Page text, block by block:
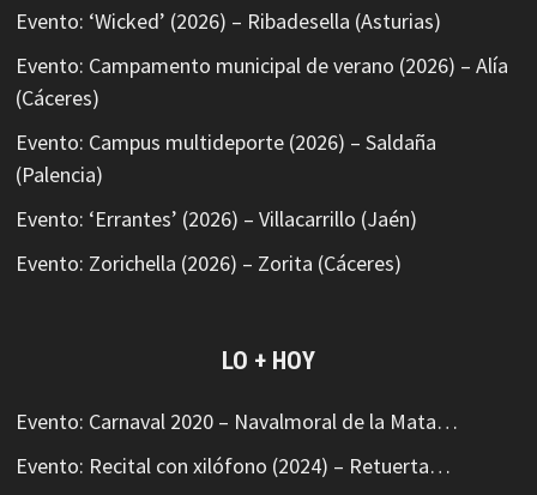
Evento: ‘Wicked’ (2026) – Ribadesella (Asturias)
Evento: Campamento municipal de verano (2026) – Alía
(Cáceres)
Evento: Campus multideporte (2026) – Saldaña
(Palencia)
Evento: ‘Errantes’ (2026) – Villacarrillo (Jaén)
Evento: Zorichella (2026) – Zorita (Cáceres)
LO + HOY
Evento: Carnaval 2020 – Navalmoral de la Mata…
Evento: Recital con xilófono (2024) – Retuerta…